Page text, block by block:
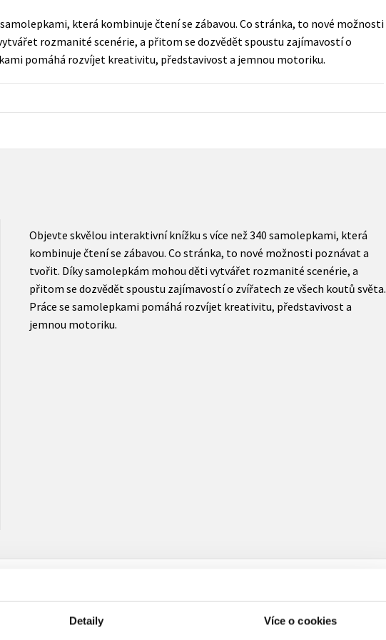
Detaily Více o cookies
- naučné pro děti
zahrada
Young adult (SK)
Zahraniční literatura
která kombinuje čtení se zábavou. Co stránka, to nové možnosti
rozmanité scenérie, a přitom se dozvědět spoustu zajímavostí o
pomáhá rozvíjet kreativitu, představivost a jemnou motoriku.
Objevte skvělou interaktivní knížku s více než 340 samolepkami, která
kombinuje čtení se zábavou. Co stránka, to nové možnosti poznávat a
tvořit. Díky samolepkám mohou děti vytvářet rozmanité scenérie, a
přitom se dozvědět spoustu zajímavostí o zvířatech ze všech koutů světa.
Práce se samolepkami pomáhá rozvíjet kreativitu, představivost a
jemnou motoriku.